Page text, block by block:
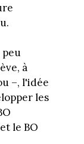
peu
à
–, l'idée
les
le BO